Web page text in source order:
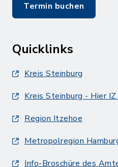
Termin buchen
Quicklinks
Kreis Steinburg
Kreis Steinburg - Hier
Region Itzehoe
Metropolregion
Info-Broschüre des